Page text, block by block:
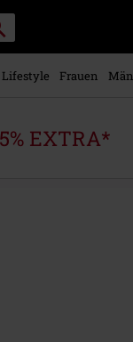
Lifestyle Frauen
EXTRA*